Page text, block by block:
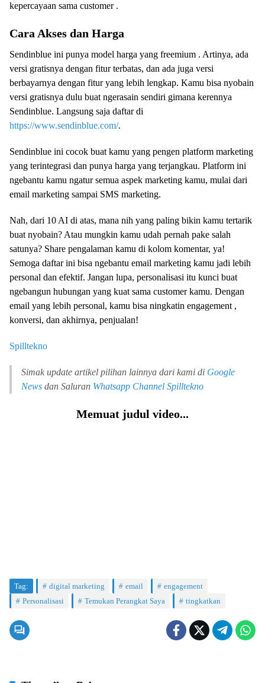
kepercayaan sama customer .
Cara Akses dan Harga
Sendinblue ini punya model harga yang freemium . Artinya, ada
versi gratisnya dengan fitur terbatas, dan ada juga versi
berbayarnya dengan fitur yang lebih lengkap. Kamu bisa nyobain
versi gratisnya dulu buat ngerasain sendiri gimana kerennya
Sendinblue. Langsung saja daftar di
https://www.sendinblue.com/.
Sendinblue ini cocok buat kamu yang pengen platform marketing
yang terintegrasi dan punya harga yang terjangkau. Platform ini
ngebantu kamu ngatur semua aspek marketing kamu, mulai dari
email marketing sampai SMS marketing.
Nah, dari 10 AI di atas, mana nih yang paling bikin kamu tertarik
buat nyobain? Atau mungkin kamu udah pernah pake salah
satunya? Share pengalaman kamu di kolom komentar, ya!
Semoga daftar ini bisa ngebantu email marketing kamu jadi lebih
personal dan efektif. Jangan lupa, personalisasi itu kunci buat
ngebangun hubungan yang kuat sama customer kamu. Dengan
email yang lebih personal, kamu bisa ningkatin engagement ,
konversi, dan akhirnya, penjualan!
Spilltekno
Simak update artikel pilihan lainnya dari kami di Google
News dan Saluran Whatsapp Channel Spilltekno
Memuat judul video...
Tag: digital marketing email
engagement
Personalisasi
Temukan Perangkat Saya tingkatkan